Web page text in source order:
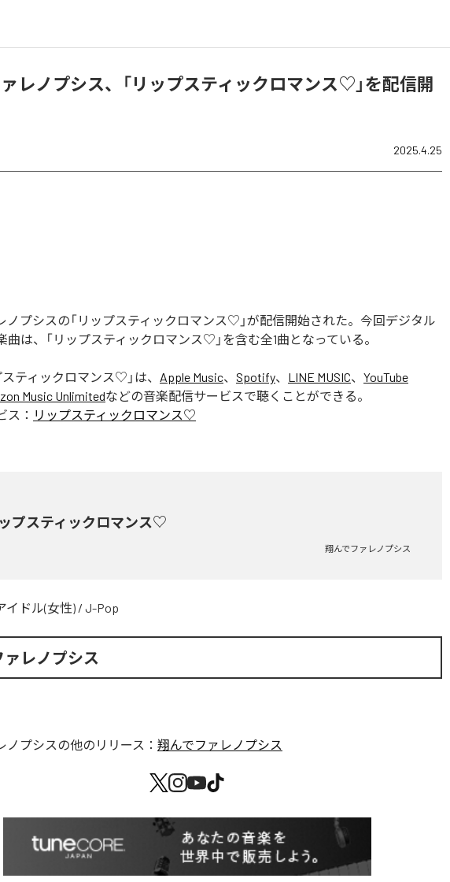
レノプシス、「リップスティックロマンス♡」を配信開
2025.4.25
ノプシスの「リップスティックロマンス♡」が配信開始された。今回デジタル
曲は、「リップスティックロマンス♡」を含む全1曲となっている。
スティックロマンス♡ 」は、 Apple Music、 Spotify、 LINE MUSIC、 YouTube
Music Unlimitedなどの音楽配信サービスで聴くことができる。
ス： リップスティックロマンス♡
プスティックロマンス♡
翔んでファレノプシス
イドル(女性) / J-Pop
ァレノプシス
ノプシスの他のリリース： 翔んでファレノプシス